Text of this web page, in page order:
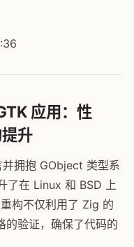
应用：性
升
拥抱 GObject 类型系
了在 Linux 和 BSD 上
构不仅利用了 Zig 的
验证，确保了代码的